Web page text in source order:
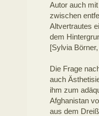
Autor auch
zwischen
Altvertrautes
dem
[Sylvia
Die Frage
auch
ihm zum
Afghanistan
aus dem